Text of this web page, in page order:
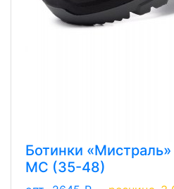
Ботинки
МС (35-48)